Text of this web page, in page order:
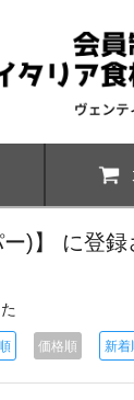
ー)】 に登
価格順 新着